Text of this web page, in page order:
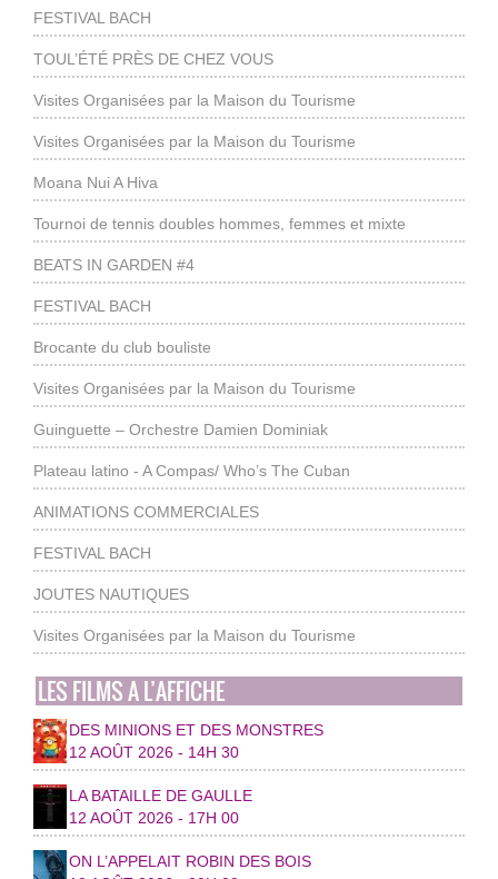
FESTIVAL BACH
TOUL’ÉTÉ PRÈS DE CHEZ VOUS
Visites Organisées par la Maison du Tourisme
Visites Organisées par la Maison du Tourisme
Moana Nui A Hiva
Tournoi de tennis doubles hommes, femmes et mixte
BEATS IN GARDEN #4
FESTIVAL BACH
Brocante du club bouliste
Visites Organisées par la Maison du Tourisme
Guinguette – Orchestre Damien Dominiak
Plateau latino - A Compas/ Who’s The Cuban
ANIMATIONS COMMERCIALES
FESTIVAL BACH
JOUTES NAUTIQUES
Visites Organisées par la Maison du Tourisme
LES FILMS A L’AFFICHE
DES MINIONS ET DES MONSTRES
12 AOÛT 2026 - 14H 30
LA BATAILLE DE GAULLE
12 AOÛT 2026 - 17H 00
ON L’APPELAIT ROBIN DES BOIS